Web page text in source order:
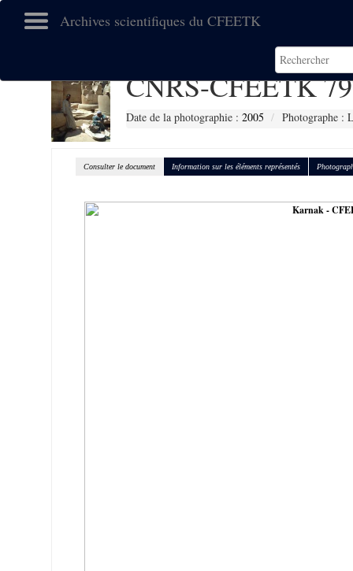
Archives scientifiques du CFEETK
CNRS-CFEETK
Date de la photographie : 2005 Photographe :
Consulter le document Information sur les éléments représentés